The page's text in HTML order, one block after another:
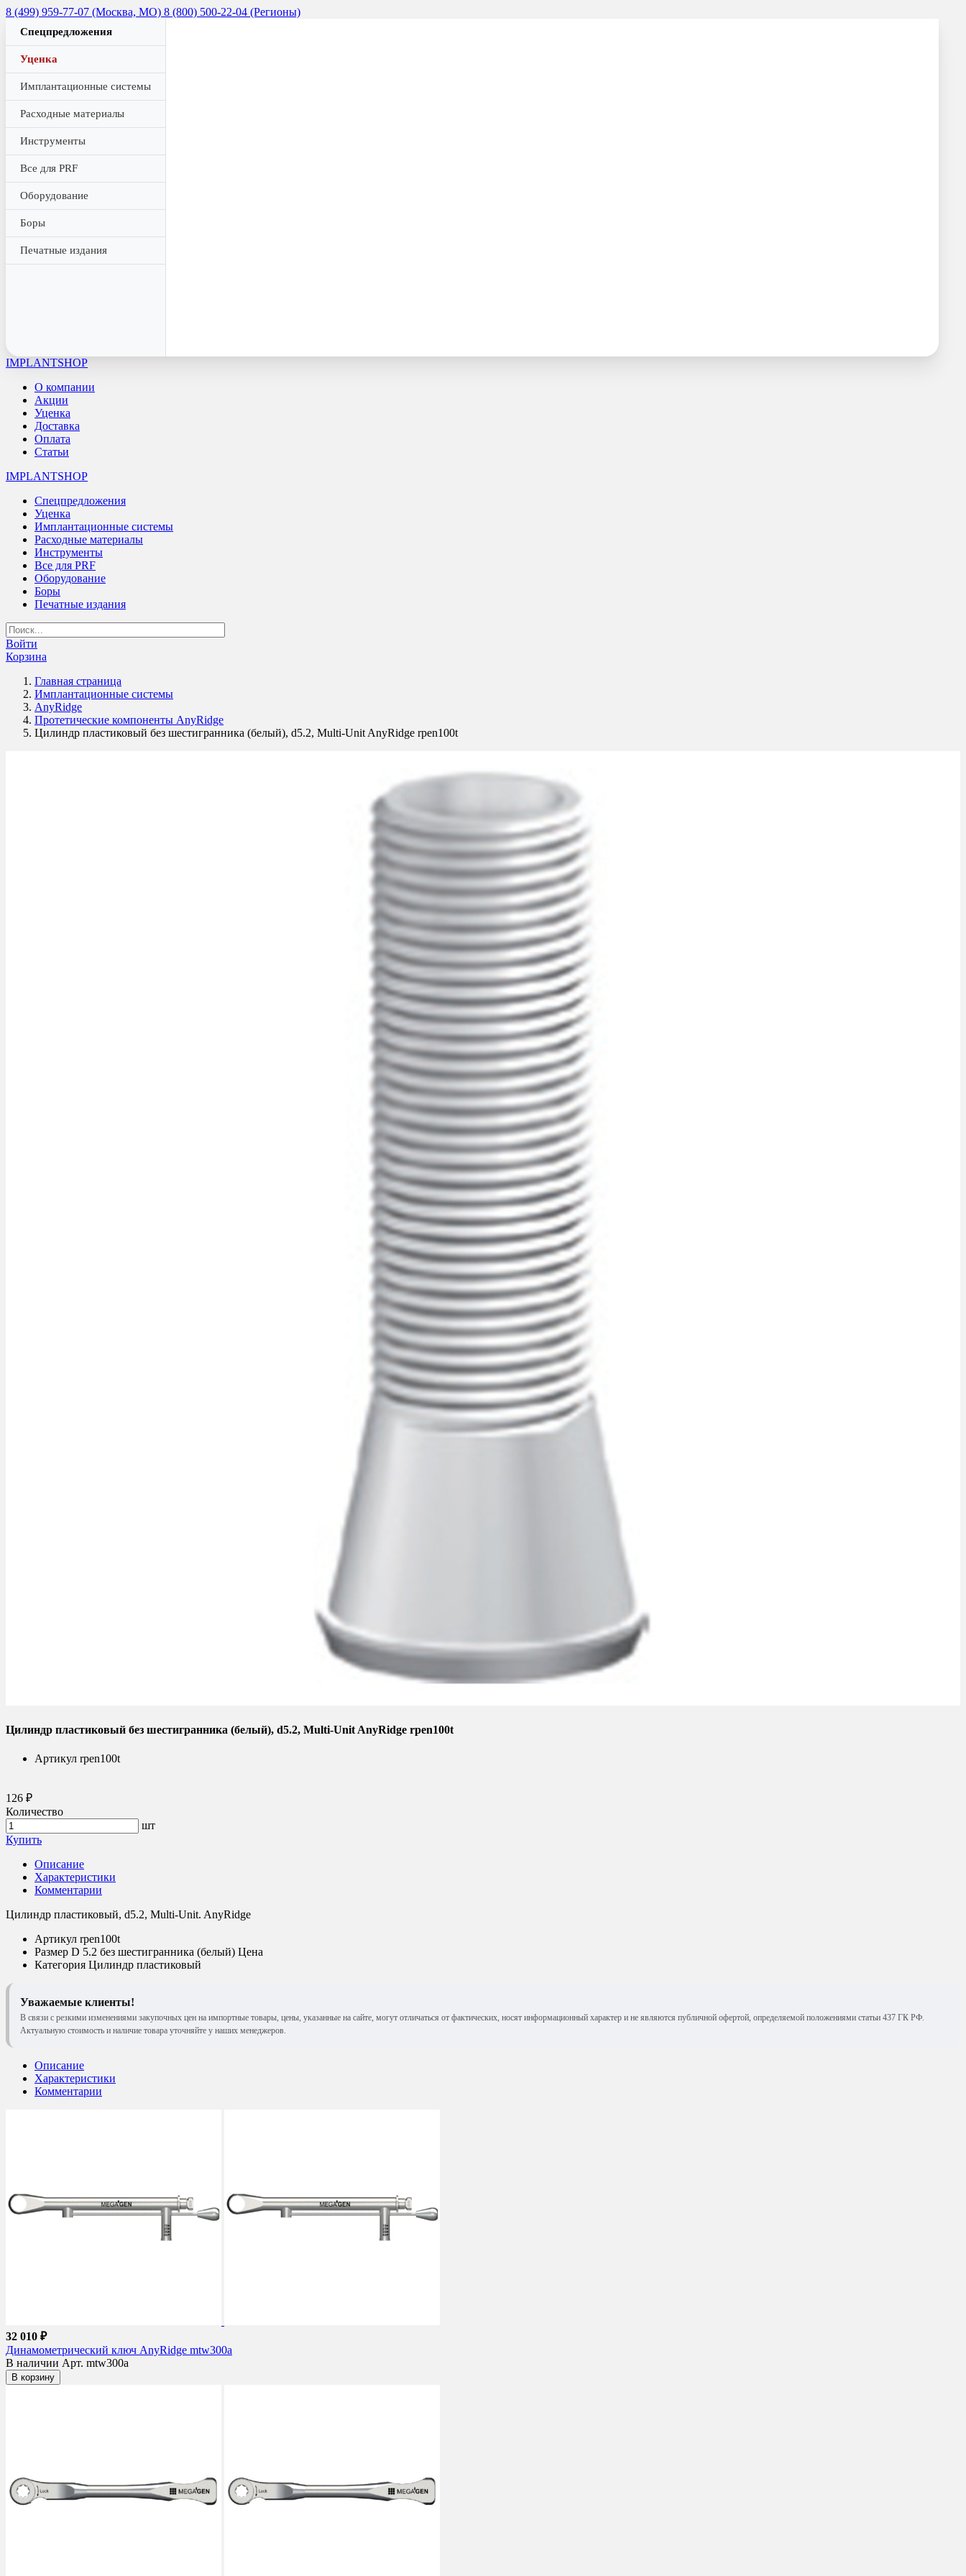
8 (499) 959-77-07 (Москва, МО) 8 (800) 500-22-04 (Регионы)
Спецпредложения
Уценка
Имплантационные системы
Расходные материалы
Инструменты
Все для PRF
Оборудование
Боры
Печатные издания
IMPLANTSHOP
О компании
Акции
Уценка
Доставка
Оплата
Статьи
IMPLANTSHOP
Спецпредложения
Уценка
Имплантационные системы
Расходные материалы
Инструменты
Все для PRF
Оборудование
Боры
Печатные издания
Войти
Корзина
Главная страница
Имплантационные системы
AnyRidge
Протетические компоненты AnyRidge
Цилиндр пластиковый без шестигранника (белый), d5.2, Multi-Unit AnyRidge rpen100t
Цилиндр пластиковый без шестигранника (белый), d5.2, Multi-Unit AnyRidge rpen100t
Артикул rpen100t
126 ₽
Количество
шт
Купить
Описание
Характеристики
Комментарии
Цилиндр пластиковый, d5.2, Multi-Unit. AnyRidge
Артикул rpen100t
Размер D 5.2 без шестигранника (белый) Цена
Категория Цилиндр пластиковый
Уважаемые клиенты!
В связи с резкими изменениями закупочных цен на импортные товары, цены, указанные на сайте, могут отличаться от фактических, носят информационный характер и не являются публичной офертой, определяемой положениями статьи 437 ГК РФ.
Актуальную стоимость и наличие товара уточняйте у наших менеджеров.
Описание
Характеристики
Комментарии
32 010 ₽
Динамометрический ключ AnyRidge mtw300a
В наличии Арт. mtw300a
В корзину